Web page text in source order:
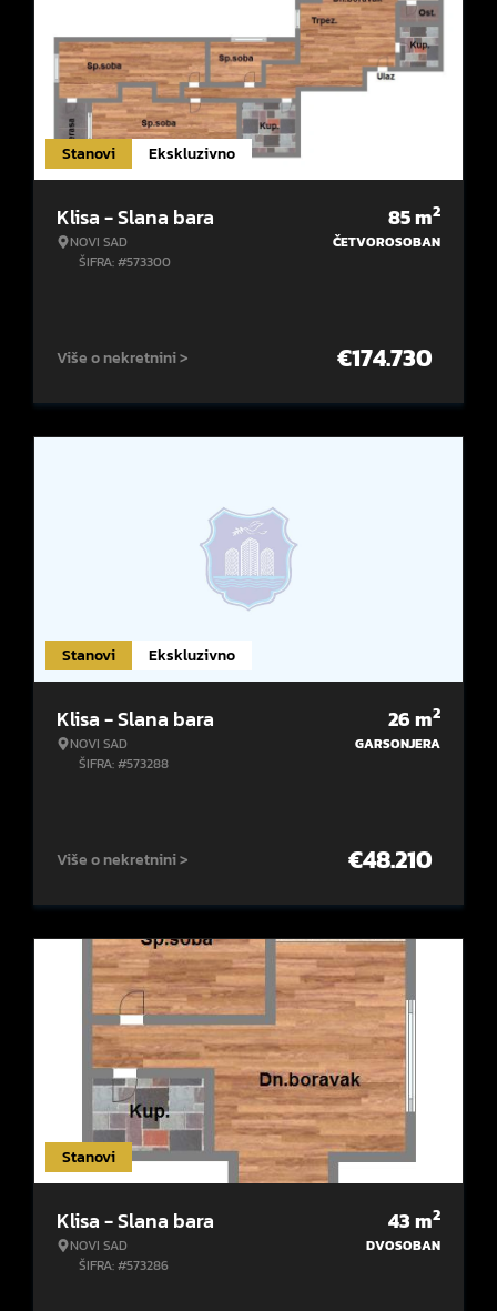
Stanovi Ekskluzivno
Klisa - Slana bara
NOVI SAD
ŠIFRA: #573300
85m2
ČETVOROSOBAN
Više o nekretnini > €174.730
Stanovi Ekskluzivno
Klisa - Slana bara
NOVI SAD
ŠIFRA: #573288
26m2
GARSONJERA
Više o nekretnini > €48.210
Stanovi
Klisa - Slana bara
NOVI SAD
ŠIFRA: #573286
43m2
DVOSOBAN